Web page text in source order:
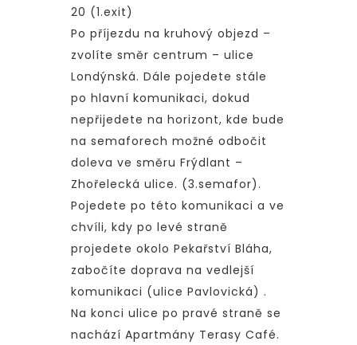
20 (1.exit)
Po příjezdu na kruhový objezd –
zvolíte směr centrum – ulice
Londýnská. Dále pojedete stále
po hlavní komunikaci, dokud
nepřijedete na horizont, kde bude
na semaforech možné odbočit
doleva ve směru Frýdlant –
Zhořelecká ulice. (3.semafor).
Pojedete po této komunikaci a ve
chvíli, kdy po levé straně
projedete okolo Pekařství Bláha,
zabočíte doprava na vedlejší
komunikaci (ulice Pavlovická) .
Na konci ulice po pravé straně se
nachází Apartmány Terasy Café.